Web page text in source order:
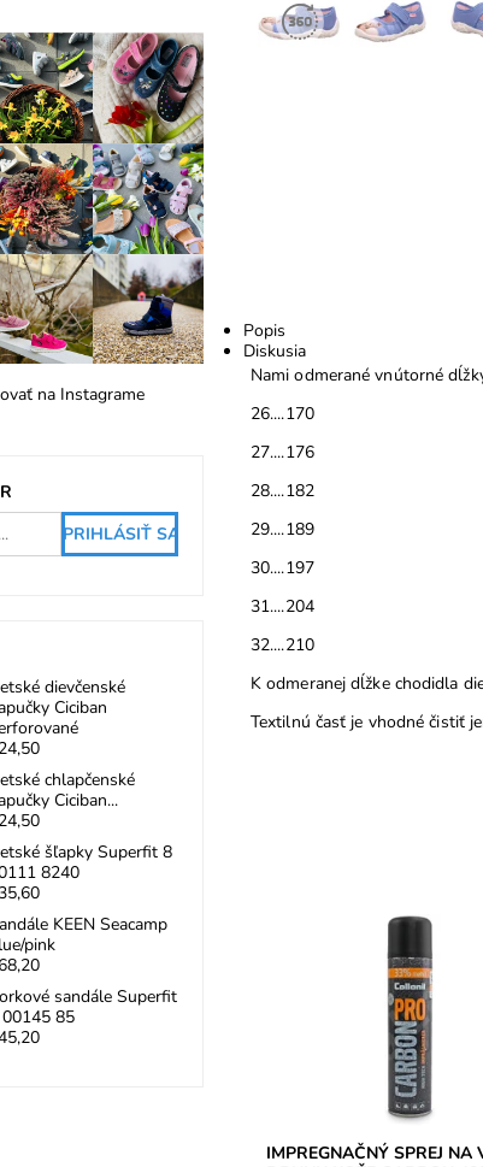
Popis
Diskusia
Nami odmerané vnútorné
26....170
27....176
28....182
29....189
30....197
31....204
32....210
K odmeranej dĺžke chodidla
Textilnú časť je vhodné čistiť
Carbon technológia proti
znečisteniu. Impregnácia na
druhy kože, aj textil (napr.
Skladom
Collonil
2 roky
IMPREGNAČNÝ SPREJ NA
na Instagrame
dievčenské
Ciciban
chlapčenské
Ciciban...
šľapky Superfit 8
8240
KEEN Seacamp
pink
sandále Superfit
85